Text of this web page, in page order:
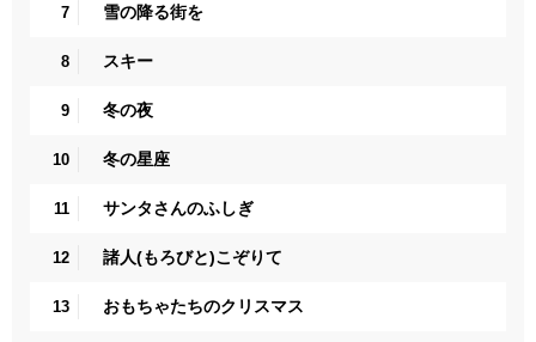
7 雪の降る街を
8 スキー
9 冬の夜
10 冬の星座
11 サンタさんのふしぎ
12 諸人(もろびと)こぞりて
13 おもちゃたちのクリスマス